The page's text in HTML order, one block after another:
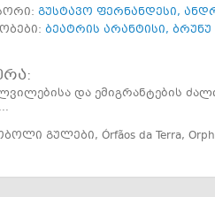
გუსტავო ფერნანდესი,
ბეატრის არანტისი, ბრუნუ
და ემიგრანტების
გულები, Órfãos da Terra,